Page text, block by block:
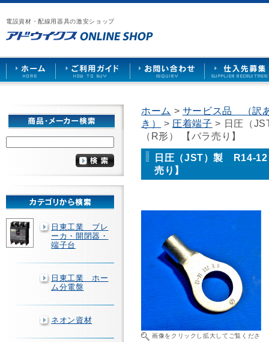
電設資材・配線用器具の激安ショップ
漏
電
ブ
レ
ー
カ
ー
や
照
ケ
ッ
ト
な
で
販
売
ア
ウ
イ
ス
HOME
ご
用
ガ
ド
お
い
合
せ
仕
先
募
日東工業 ブレ
ーカ・開閉器・
端子台
日東工業 ホー
ム分電盤
ネオン資材
ホーム > サービス品 （訳
き）
> 圧着端子 > 日圧（
（R形） 【バラ売り】
日圧（JST）製 R14-
売り】
画像をクリックし拡大してご覧くださ